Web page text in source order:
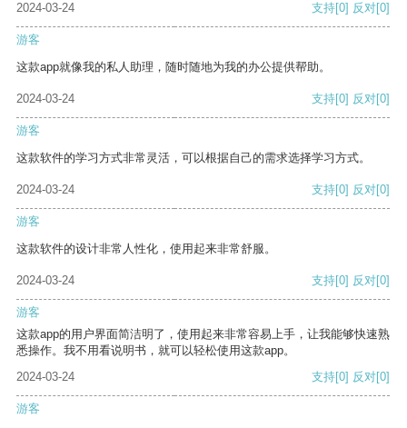
2024-03-24
支持[0] 反对[0]
游客
这款app就像我的私人助理，随时随地为我的办公提供帮助。
2024-03-24 支持[0] 反对[0]
游客
这款软件的学习方式非常灵活，可以根据自己的需求选择学习方式。
2024-03-24 支持[0] 反对[0]
游客
这款软件的设计非常人性化，使用起来非常舒服。
2024-03-24 支持[0] 反对[0]
游客
这款app的用户界面简洁明了，使用起来非常容易上手，让我能够快速熟
悉操作。我不用看说明书，就可以轻松使用这款app。
2024-03-24
支持[0] 反对[0]
游客